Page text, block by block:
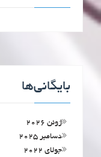
بایگانی‌ها
ژوئن 2026
دسامبر 2025
جولای 2022